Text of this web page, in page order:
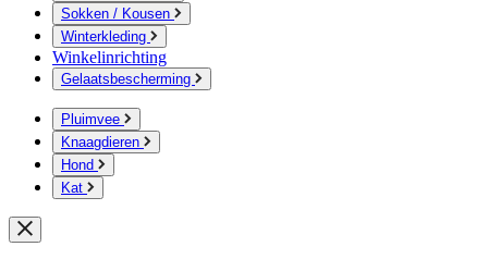
Sokken / Kousen
Winterkleding
Winkelinrichting
Gelaatsbescherming
Pluimvee
Knaagdieren
Hond
Kat